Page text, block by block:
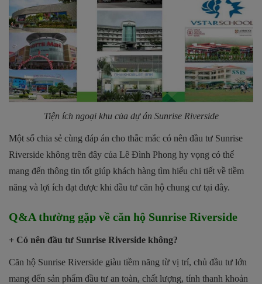
Tiện ích ngoại khu của dự án Sunrise Riverside
Một số chia sẻ cùng đáp án cho thắc mắc có nên đầu tư Sunrise
Riverside không trên đây của Lê Đình Phong hy vọng có thể
mang đến thông tin tốt giúp khách hàng tìm hiểu chi tiết về tiềm
năng và lợi ích đạt được khi đầu tư căn hộ chung cư tại đây.
Q&A thường gặp về căn hộ Sunrise Riverside
+ Có nên đầu tư Sunrise Riverside không?
Căn hộ Sunrise Riverside giàu tiềm năng từ vị trí, chủ đầu tư lớn
mang đến sản phẩm đầu tư an toàn, chất lượng, tính thanh khoản